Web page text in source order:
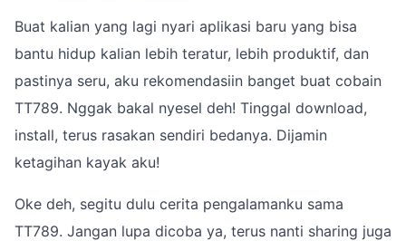
Buat kalian yang lagi nyari aplikasi baru yang bisa
bantu hidup kalian lebih teratur, lebih produktif, dan
pastinya seru, aku rekomendasiin banget buat cobain
TT789. Nggak bakal nyesel deh! Tinggal download,
install, terus rasakan sendiri bedanya. Dijamin
ketagihan kayak aku!
Oke deh, segitu dulu cerita pengalamanku sama
TT789. Jangan lupa dicoba ya, terus nanti sharing juga